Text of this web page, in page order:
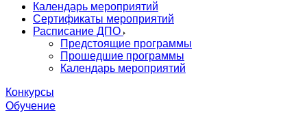
Календарь мероприятий
Сертификаты мероприятий
Расписание ДПО
Предстоящие программы
Прошедшие программы
Календарь мероприятий
Конкурсы
Обучение